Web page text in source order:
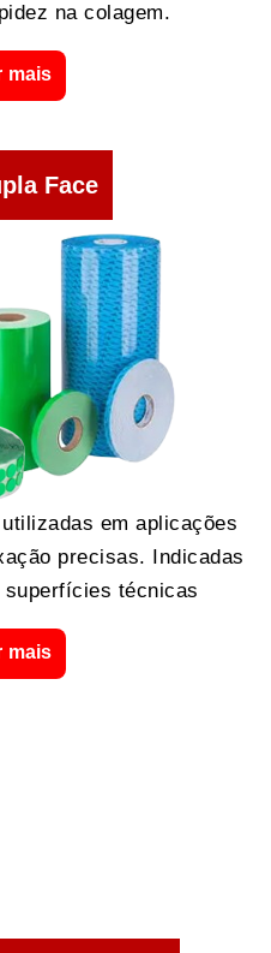
na colagem.
mais
Face
em aplicações
precisas. Indicadas
superfícies técnicas
mais